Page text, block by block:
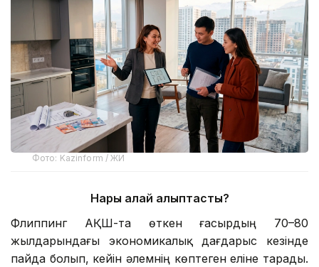
Фото: Kazinform / ЖИ
Нарық қалай қалыптасты?
Флиппинг АҚШ-та өткен ғасырдың 70–80
жылдарындағы экономикалық дағдарыс кезінде
пайда болып, кейін әлемнің көптеген еліне тарады.